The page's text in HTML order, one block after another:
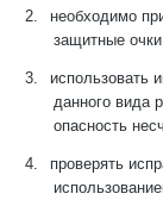
2.
необходимо
защитные
3.
использовать
данного вида
опасность
4.
проверять